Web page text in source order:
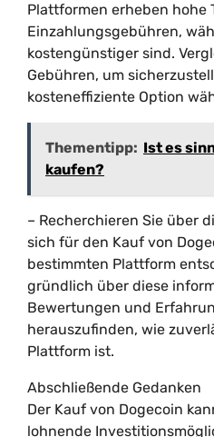
Plattformen erheben hohe
Einzahlungsgebühren,
kostengünstiger sind.
Gebühren, um
kosteneffiziente Option
Thementipp: Ist es
kaufen?
– Recherchieren Sie über
sich für den Kauf von
bestimmten Plattform
gründlich über diese
Bewertungen und
herauszufinden, wie
Plattform ist.
Abschließende Gedanken
Der Kauf von Dogecoin
lohnende